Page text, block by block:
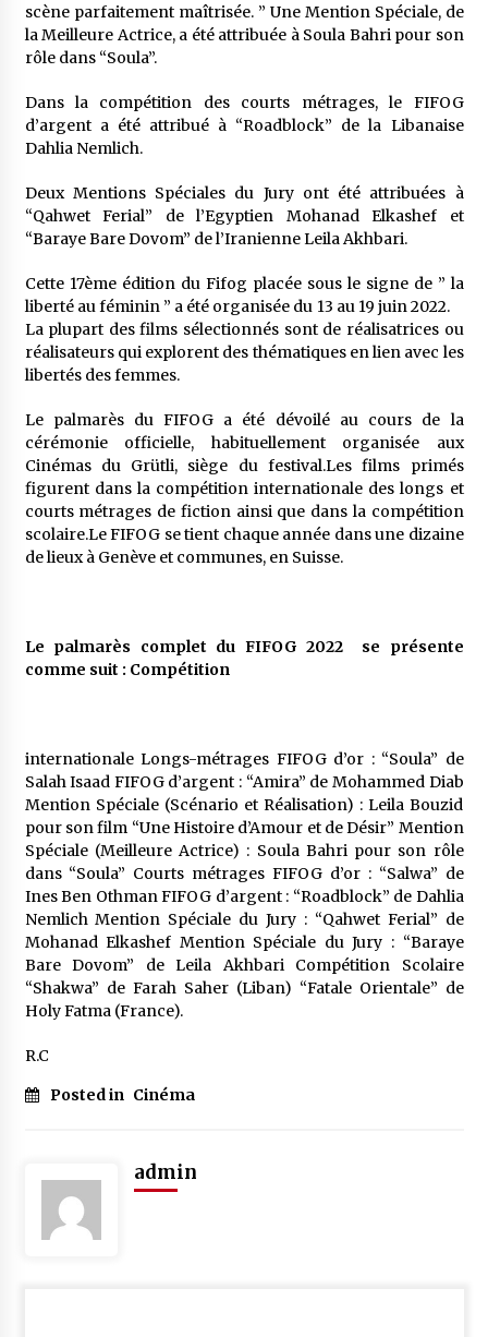
scène parfaitement maîtrisée. ” Une Mention Spéciale, de
la Meilleure Actrice, a été attribuée à Soula Bahri pour son
rôle dans “Soula”.
Dans la compétition des courts métrages, le FIFOG
d’argent a été attribué à “Roadblock” de la Libanaise
Dahlia Nemlich.
Deux Mentions Spéciales du Jury ont été attribuées à
“Qahwet Ferial” de l’Egyptien Mohanad Elkashef et
“Baraye Bare Dovom” de l’Iranienne Leila Akhbari.
Cette 17ème édition du Fifog placée sous le signe de ” la
liberté au féminin ” a été organisée du 13 au 19 juin 2022.
La plupart des films sélectionnés sont de réalisatrices ou
réalisateurs qui explorent des thématiques en lien avec les
libertés des femmes.
Le palmarès du FIFOG a été dévoilé au cours de la
cérémonie officielle, habituellement organisée aux
Cinémas du Grütli, siège du festival.Les films primés
figurent dans la compétition internationale des longs et
courts métrages de fiction ainsi que dans la compétition
scolaire.Le FIFOG se tient chaque année dans une dizaine
de lieux à Genève et communes, en Suisse.
Le palmarès complet du FIFOG 2022 se présente
comme suit : Compétition
internationale Longs-métrages FIFOG d’or : “Soula” de
Salah Isaad FIFOG d’argent : “Amira” de Mohammed Diab
Mention Spéciale (Scénario et Réalisation) : Leila Bouzid
pour son film “Une Histoire d’Amour et de Désir” Mention
Spéciale (Meilleure Actrice) : Soula Bahri pour son rôle
dans “Soula” Courts métrages FIFOG d’or : “Salwa” de
Ines Ben Othman FIFOG d’argent : “Roadblock” de Dahlia
Nemlich Mention Spéciale du Jury : “Qahwet Ferial” de
Mohanad Elkashef Mention Spéciale du Jury : “Baraye
Bare Dovom” de Leila Akhbari Compétition Scolaire
“Shakwa” de Farah Saher (Liban) “Fatale Orientale” de
Holy Fatma (France).
R.C
Posted in Cinéma
admin